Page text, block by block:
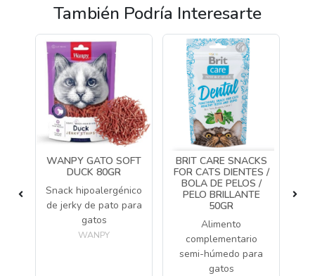
También Podría Interesarte
WANPY GATO SOFT
DUCK 80GR
Snack hipoalergénico
de jerky de pato para
gatos
WANPY
BRIT CARE SNACKS
FOR CATS DIENTES /
BOLA DE PELOS /
PELO BRILLANTE
50GR
Alimento
complementario
semi-húmedo para
gatos